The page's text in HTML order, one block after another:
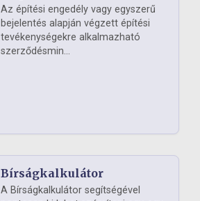
Az építési engedély vagy egyszerű
bejelentés alapján végzett építési
tevékenységekre alkalmazható
szerződésmin...
Bírságkalkulátor
A Bírságkalkulátor segítségével